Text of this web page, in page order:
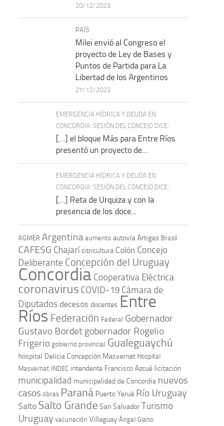
20/12/2023
PAÍS
Milei envió al Congreso el
proyecto de Ley de Bases y
Puntos de Partida para La
Libertad de los Argentinos
27/12/2023
EMERGENCIA HÍDRICA Y DEUDA EN
CONCORDIA: SESIÓN DEL CONCEJO DICE:
[…] el bloque Más para Entre Ríos
presentó un proyecto de...
EMERGENCIA HÍDRICA Y DEUDA EN
CONCORDIA: SESIÓN DEL CONCEJO DICE:
[…] Reta de Urquiza y con la
presencia de los doce...
AGMER Argentina aumento autovía Artigas Brasil
CAFESG Chajarí citricultura Colón Concejo
Deliberante Concepción del Uruguay
Concordia Cooperativa Eléctrica
coronavirus COVID-19 Cámara de
Diputadosdecesos docentes Entre
Ríos Federación Federal Gobernador
Gustavo Bordet gobernador Rogelio
Frigerio gobierno provincial Gualeguaychú
hospital Delicia Concepción Masvernat Hospital
Masvernat INDEC intendente Francisco Azcué licitación
municipalidad municipalidad de Concordia nuevos
casos obras Paraná Puerto Yeruá Río Uruguay
Salto Salto Grande San Salvador Turismo
Uruguay vacunación Villaguay Ángel Giano